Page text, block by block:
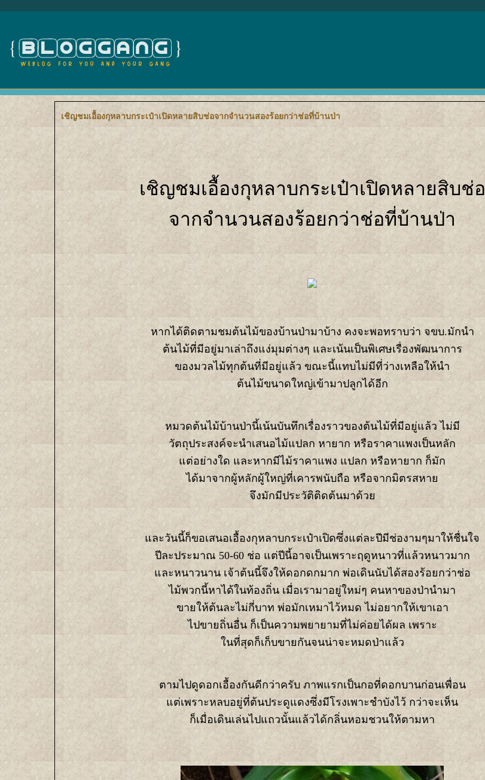
เชิญชมเอื้องกุหลาบกระเป๋าเปิดหลายสิบช่อจากจำนวนสองร้อยกว่าช่อที่บ้านป่า
เชิญชมเอื้องกุหลาบกระเป๋าเปิดหลายสิบช่อ
จากจำนวนสองร้อยกว่าช่อที่บ้านป่า
หากได้ติดตามชมต้นไม้ของบ้านป่ามาบ้าง คงจะพอทราบว่า จขบ.มักนำ
ต้นไม้ที่มีอยู่มาเล่าถึงแง่มุมต่างๆ และเน้นเป็นพิเศษเรื่องพัฒนาการ
ของมวลไม้ทุกต้นที่มีอยู่แล้ว ขณะนี้แทบไม่มีที่ว่างเหลือให้นำ
ต้นไม้ขนาดใหญ่เข้ามาปลูกได้อีก
หมวดต้นไม้บ้านป่านี้เน้นบันทึกเรื่องราวของต้นไม้ที่มีอยู่แล้ว ไม่มี
วัตถุประสงค์จะนำเสนอไม้แปลก หายาก หรือราคาแพงเป็นหลัก
ต่อย่างใด และหากมีไม้ราคาแพง แปลก หรือหายาก ก็มัก
ได้มาจากผู้หลักผู้ใหญ่ที่เคารพนับถือ หรือจากมิตรสหา
จึงมักมีประวัติติดต้นมาด้ว
ละวันนี้ก็ขอเสนอเอื้องกุหลาบกระเป๋าเปิดซึ่งแต่ละปีมีช่องามๆมาให้ชื่นใจ
ปีละประมาณ 50-60 ช่อ แต่ปีนี้อาจเป็นเพราะฤดูหนาวที่แล้วหนาวมาก
ละหนาวนาน เจ้าต้นนี้จึงให้ดอกดกมาก พ่อเดินนับได้สองร้อยกว่าช่อ
ไม้พวกนี้หาได้ในท้องถิ่น เมื่อเรามาอยู่ใหม่ๆ คนหาของป่านำมา
ขายให้ต้นละไม่กี่บาท พ่อมักเหมาไว้หมด ไม่อยากให้เขาเอา
ไปขายถิ่นอื่น ก็เป็นความพยายามที่ไม่ค่อยได้ผล เพราะ
นที่สุดก็เก็บขายกันจนน่าจะหมดป่าแล้ว
ตามไปดูดอกเอื้องกันดีกว่าครับ ภาพแรกเป็นกอที่ดอกบานก่อนเพื่อน
ต่เพราะหลบอยู่ที่ต้นประดูแดงซึ่งมีโรงเพาะชำบังไว้ กว่าจะเห็น
ก็เมื่อเดินเล่นไปแถวนั้นแล้วได้กลิ่นหอมชวนให้ตามหา